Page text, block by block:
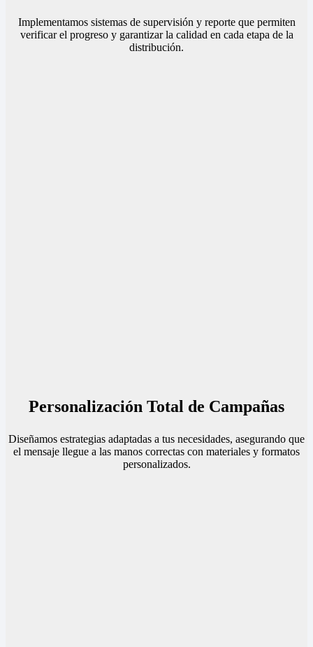
Implementamos sistemas de supervisión y reporte que permiten
verificar el progreso y garantizar la calidad en cada etapa de la
distribución.
Personalización Total de Campañas
Diseñamos estrategias adaptadas a tus necesidades, asegurando que
el mensaje llegue a las manos correctas con materiales y formatos
personalizados.